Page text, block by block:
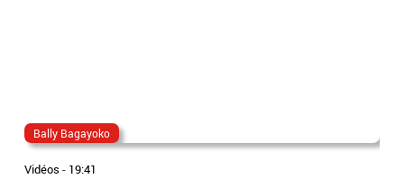
Bally Bagayoko
Vidéos - 19:41